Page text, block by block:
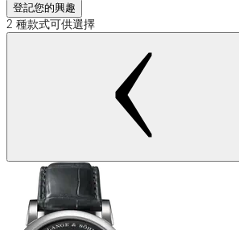
登記您的興趣
2 種款式可供選擇